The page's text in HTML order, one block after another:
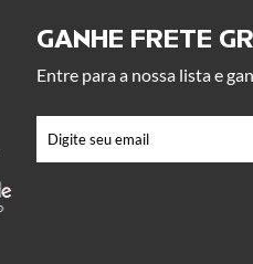
GANHE FRETE
Entre para a nossa lista e